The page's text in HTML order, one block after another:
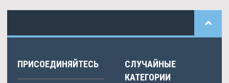
ПРИСОЕДИНЯЙТЕСЬ
СЛУЧАЙНЫЕ
КАТЕГОРИИ